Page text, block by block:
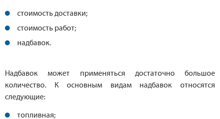
стоимость доставки;
стоимость работ;
надбавок.
Надбавок может применяться достаточно большое
количество. К основным видам надбавок относятся
следующие:
топливная;